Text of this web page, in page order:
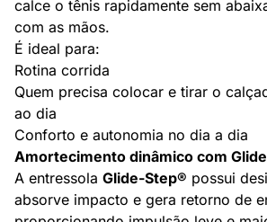
calce o tênis rapidamente sem
com as mãos.
É ideal para:
Rotina corrida
Quem precisa colocar e tirar o
ao dia
Conforto e autonomia no dia a dia
Amortecimento dinâmico com
A entressola Glide-Step® possui
absorve impacto e gera retorno de